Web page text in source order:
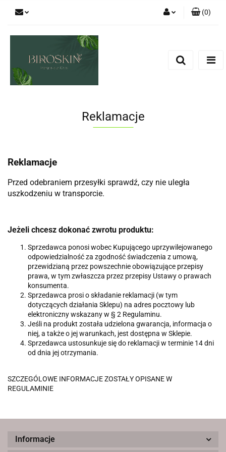
(0)
Reklamacje
Reklamacje
Przed odebraniem przesyłki sprawdź, czy nie uległa
uszkodzeniu w transporcie.
Jeżeli chcesz dokonać zwrotu produktu:
Sprzedawca ponosi wobec Kupującego uprzywilejowanego
odpowiedzialność za zgodność świadczenia z umową,
przewidzianą przez powszechnie obowiązujące przepisy
prawa, w tym zwłaszcza przez przepisy Ustawy o prawach
konsumenta.
Sprzedawca prosi o składanie reklamacji (w tym
dotyczących działania Sklepu) na adres pocztowy lub
elektroniczny wskazany w § 2 Regulaminu.
Jeśli na produkt została udzielona gwarancja, informacja o
niej, a także o jej warunkach, jest dostępna w Sklepie.
Sprzedawca ustosunkuje się do reklamacji w terminie 14 dni
od dnia jej otrzymania.
SZCZEGÓLOWE INFORMACJE ZOSTAŁY OPISANE W
REGULAMINIE
Informacje